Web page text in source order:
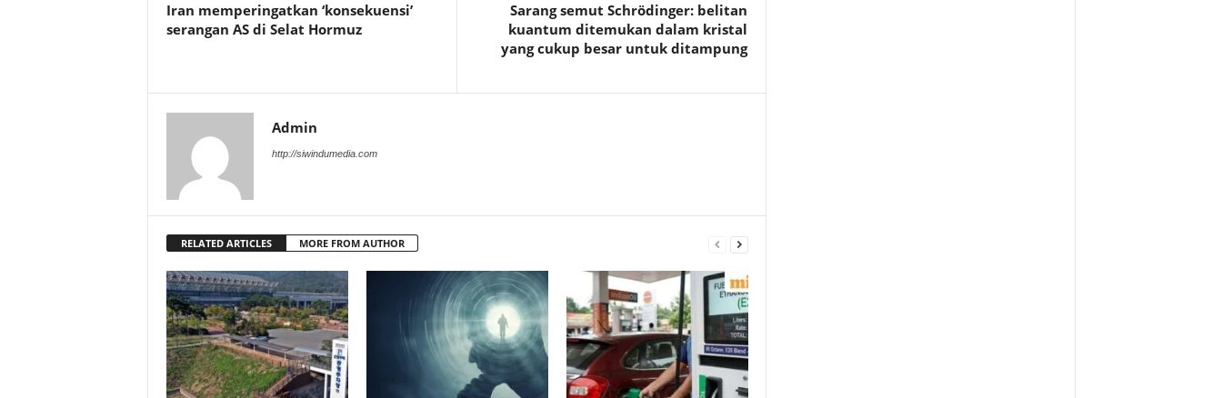
Iran memperingatkan ‘konsekuensi’
serangan AS di Selat Hormuz
Sarang semut Schrödinger: belitan
kuantum ditemukan dalam kristal
yang cukup besar untuk ditampung
Admin
http://siwindumedia.com
RELATED ARTICLES MORE FROM AUTHOR